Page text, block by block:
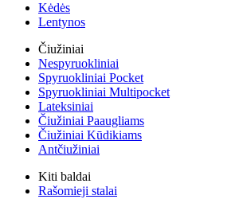
Kėdės
Lentynos
Čiužiniai
Nespyruokliniai
Spyruokliniai Pocket
Spyruokliniai Multipocket
Lateksiniai
Čiužiniai Paaugliams
Čiužiniai Kūdikiams
Antčiužiniai
Kiti baldai
Rašomieji stalai